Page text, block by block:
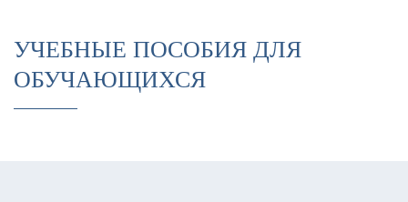
УЧЕБНЫЕ ПОСОБИЯ ДЛЯ
ОБУЧАЮЩИХСЯ